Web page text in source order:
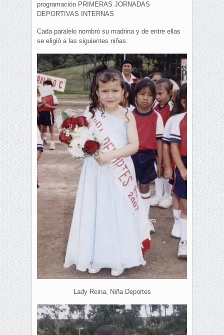
programación PRIMERAS JORNADAS
DEPORTIVAS INTERNAS
Cada paralelo nombró su madrina y de entre ellas
se eligió a las siguientes niñas:
Lady Reina, Niña Deportes